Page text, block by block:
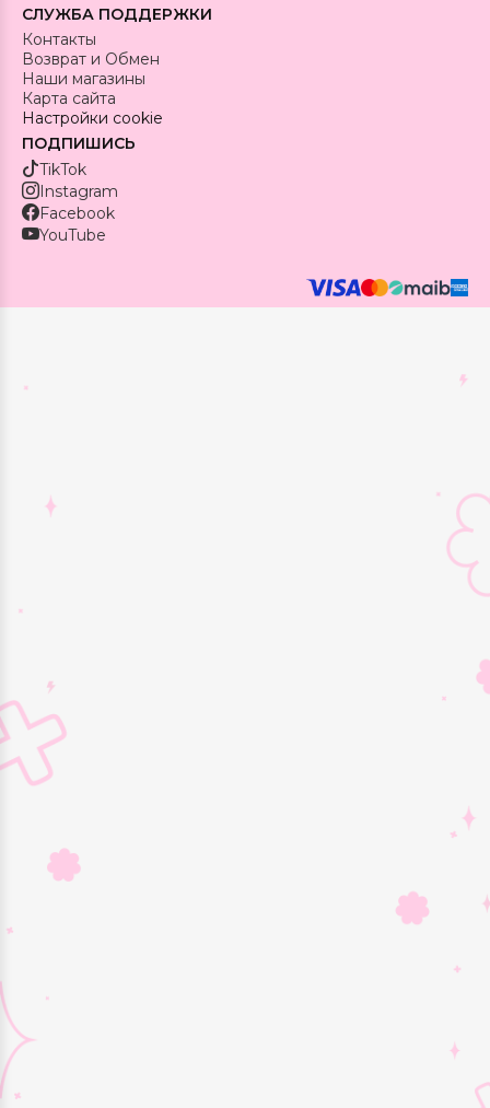
СЛУЖБА ПОДДЕРЖКИ
Контакты
Возврат и Обмен
Наши магазины
Карта сайта
Настройки cookie
ПОДПИШИСЬ
TikTok
Instagram
Facebook
YouTube